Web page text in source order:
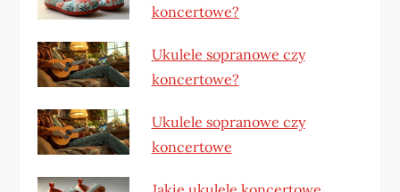
koncertowe?
Ukulele sopranowe czy
koncertowe?
Ukulele sopranowe czy
koncertowe